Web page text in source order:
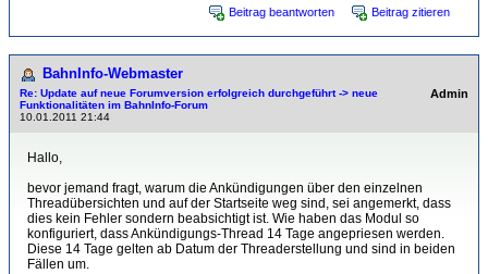
Beitrag beantworten Beitrag zitieren
BahnInfo-Webmaster
Re: Update auf neue Forumversion erfolgreich durchgeführt -> neue
Funktionalitäten im BahnInfo-Forum
10.01.2011 21:44
Admin
Hallo,
bevor jemand fragt, warum die Ankündigungen über den einzelnen
Threadübersichten und auf der Startseite weg sind, sei angemerkt, dass
dies kein Fehler sondern beabsichtigt ist. Wie haben das Modul so
konfiguriert, dass Ankündigungs-Thread 14 Tage angepriesen werden.
Diese 14 Tage gelten ab Datum der Threaderstellung und sind in beiden
Fällen um.